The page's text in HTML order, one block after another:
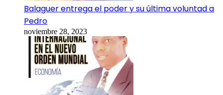
Balaguer entrega el poder y su última voluntad a
Pedro
noviembre 28, 2023